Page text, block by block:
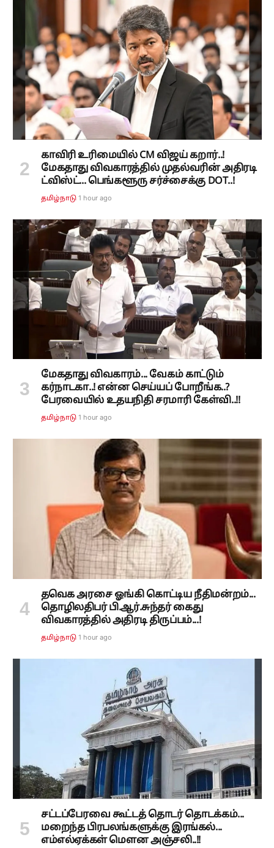
காவிரி உரிமையில் CM விஜய் கறார்..!
மேகதாது விவகாரத்தில் முதல்வரின் அதிரடி
ட்விஸ்ட்... பெங்களூரு சர்ச்சைக்கு DOT..!
தமிழ்நாடு 1 hour ago
மேகதாது விவகாரம்... வேகம் காட்டும்
கர்நாடகா..! என்ன செய்யப் போறீங்க..?
பேரவையில் உதயநிதி சரமாரி கேள்வி..!!
தமிழ்நாடு 1 hour ago
தவெக அரசை ஓங்கி கொட்டிய நீதிமன்றம்...
தொழிலதிபர் பி.ஆர்.சுந்தர் கைது
விவகாரத்தில் அதிரடி திருப்பம்...!
தமிழ்நாடு 1 hour ago
சட்டப்பேரவை கூட்டத் தொடர் தொடக்கம்...
மறைந்த பிரபலங்களுக்கு இரங்கல்...
எம்எல்ஏக்கள் மௌன அஞ்சலி..!!